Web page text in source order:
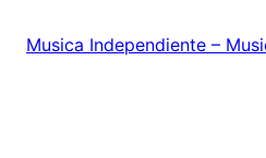
Musica Independiente –